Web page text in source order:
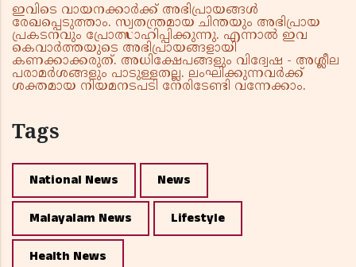
ഇവിടെ വായനക്കാർക്ക് അഭിപ്രായങ്ങൾ
രേഖപ്പെടുത്താം. സ്വതന്ത്രമായ ചിന്തയും അഭിപ്രായ
പ്രകടനവും പ്രോത്സാഹിപ്പിക്കുന്നു. എന്നാൽ ഇവ
കെവാർത്തയുടെ അഭിപ്രായങ്ങളായി
കണക്കാക്കരുത്. അധിക്ഷേപങ്ങളും വിദ്വേഷ - അശ്ലീല
പരാമർശങ്ങളും പാടുള്ളതല്ല. ലംഘിക്കുന്നവർക്ക്
ശക്തമായ നിയമനടപടി നേരിടേണ്ടി വന്നേക്കാം.
Tags
National News News
Malayalam News Lifestyle
Health News